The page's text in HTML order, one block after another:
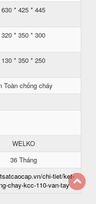
630 * 425 * 445
320 * 350 * 300
130 * 350 * 250
Toàn chống cháy
WELKO
36 Tháng
chi-tiet/ket-
chay-kcc-110-van-tay